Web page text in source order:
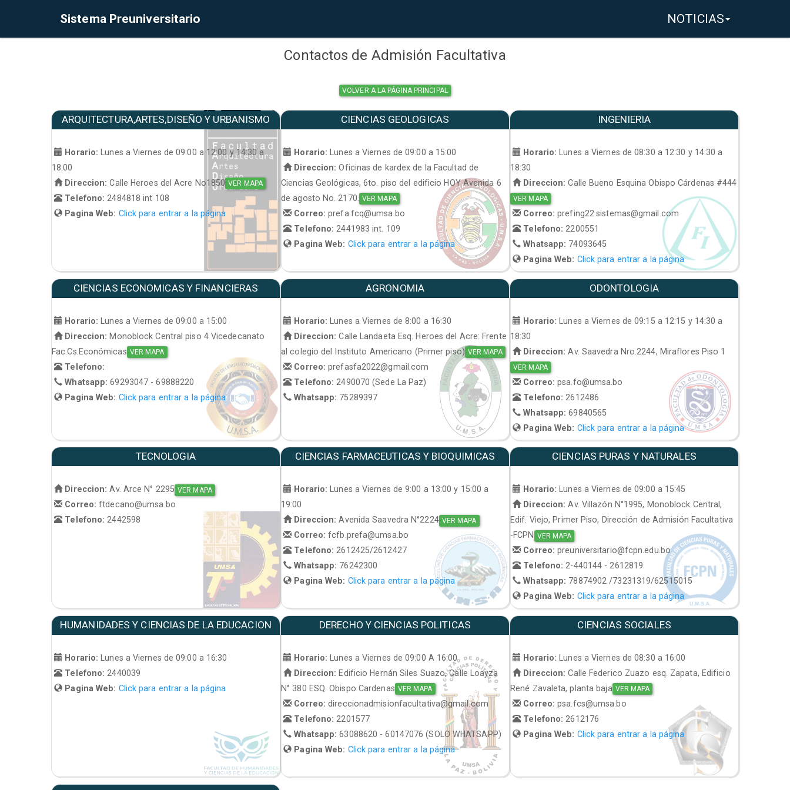
Sistema Preuniversitario NOTICIAS
Contactos de Admisión Facultativa
VOLVER A LA PÁGINA PRINCIPAL
ARQUITECTURA,ARTES,DISEÑO Y URBANISMO
Horario:
Lunes a Viernes de 09:00 a 12:00 y 14:30 a
18:00
Direccion: Calle Heroes del Acre No1850 VER MAPA
Telefono: 2484818 int 108
Pagina Web: Click para entrar a la página
CIENCIAS GEOLOGICAS
Horario:
Lunes a Viernes de 09:00 a 15:00
Direccion: Oficinas de kardex de la Facultad de
Ciencias Geológicas, 6to. piso del edificio HOY Avenida 6
de agosto No. 2170.
VER MAPA
Correo:prefa.fcq@umsa.bo
Telefono: 2441983 int. 109
Pagina Web: Click para entrar a la página
INGENIERIA
Horario:
Lunes a Viernes de 08:30 a 12:30 y 14:30 a
18:30
Direccion: Calle Bueno Esquina Obispo Cárdenas #444
VER MAPA
Correo:prefing22.sistemas@gmail.com
Telefono: 2200551
Whatsapp: 74093645
Pagina Web: Click para entrar a la página
CIENCIAS ECONOMICAS Y FINANCIERAS
Horario:
Lunes a Viernes de 09:00 a 15:00
Direccion: Monoblock Central piso 4 Vicedecanato
Fac.Cs.Económicas VER MAPA
Telefono:
Whatsapp:69293047 - 69888220
Pagina Web: Click para entrar a la página
AGRONOMIA
Horario:
Lunes a Viernes de 8:00 a 16:30
Direccion: Calle Landaeta Esq. Heroes del Acre: Frente
al colegio del Instituto Americano (Primer piso) VER MAPA
Correo:prefasfa2022@gmail.com
Telefono: 2490070 (Sede La Paz)
Whatsapp: 75289397
ODONTOLOGIA
Horario:
Lunes a Viernes de 09:15 a 12:15 y 14:30 a
18:30
Direccion: Av. Saavedra Nro.2244, Miraflores Piso 1
VER MAPA
Correo:psa.fo@umsa.bo
Telefono: 2612486
Whatsapp:69840565
Pagina Web: Click para entrar a la página
TECNOLOGIA
Direccion: Av. Arce N° 2295 VER MAPA
Correo:ftdecano@umsa.bo
Telefono:2442598
CIENCIAS FARMACEUTICAS Y BIOQUIMICAS
Horario: Lunes a Viernes de 9:00 a 13:00 y 15:00 a
19:00
Direccion: Avenida Saavedra N°2224 VER MAPA
Correo:fcfb.prefa@umsa.bo
Telefono:2612425/2612427
Whatsapp: 76242300
Pagina Web: Click para entrar a la página
CIENCIAS PURAS Y NATURALES
Horario: Lunes a Viernes de 09:00 a 15:45
Direccion: Av. Villazón N°1995, Monoblock Central,
Edif. Viejo, Primer Piso, Dirección de Admisión Facultativa
-FCPN VER MAPA
Correo:preuniversitario@fcpn.edu.bo
Telefono:2-440144 - 2612819
Whatsapp: 78874902 /73231319/62515015
Pagina Web: Click para entrar a la página
HUMANIDADES Y CIENCIAS DE LA EDUCACION
Horario:
Lunes a Viernes de 09:00 a 16:30
Telefono: 2440039
Pagina Web: Click para entrar a la página
DERECHO Y CIENCIAS POLITICAS
Horario:
Lunes a Viernes de 09:00 A 16:00
Direccion: Edificio Hernán Siles Suazo, Calle Loayza
N° 380 ESQ. Obispo Cardenas VER MAPA
Correo:direccionadmisionfacultativa@gmail.com
Telefono: 2201577
Whatsapp:63088620 - 60147076 (SOLO WHATSAPP)
Pagina Web: Click para entrar a la página
CIENCIAS SOCIALES
Horario:
Lunes a Viernes de 08:30 a 16:00
Direccion: Calle Federico Zuazo esq. Zapata, Edificio
René Zavaleta, planta baja VER MAPA
Correo:psa.fcs@umsa.bo
Telefono: 2612176
Pagina Web: Click para entrar a la página